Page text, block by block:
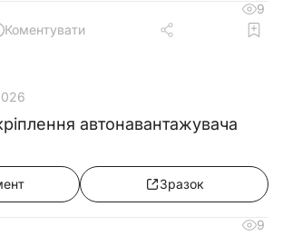
9
Коментувати
автонавантажувача
Зразок
9